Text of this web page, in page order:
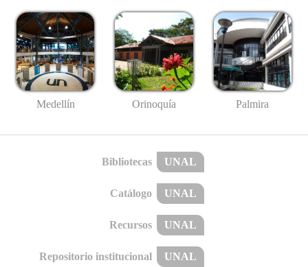
Medellín Orinoquía Palmira
Bibliotecas UNAL
Catálogo UNAL
Recursos UNAL
Repositorio institucional UNAL